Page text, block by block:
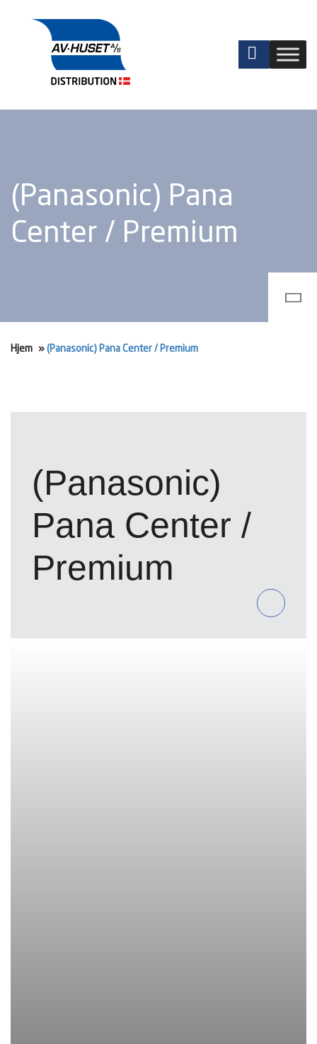
(Panasonic) Pana
Center / Premium
Hjem » (Panasonic) Pana Center / Premium
(Panasonic)
Pana Center /
Premium